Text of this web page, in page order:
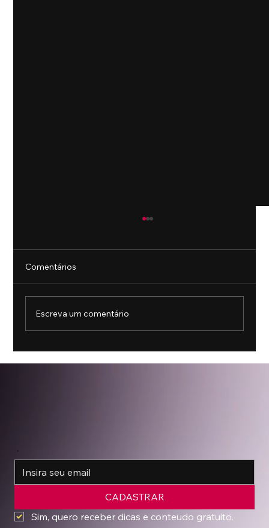
A Copa do Mundo e os produtos de luxo
Comentários
Escreva um comentário
*
CADASTRAR
Sim, quero receber dicas e conteudo gratuito.